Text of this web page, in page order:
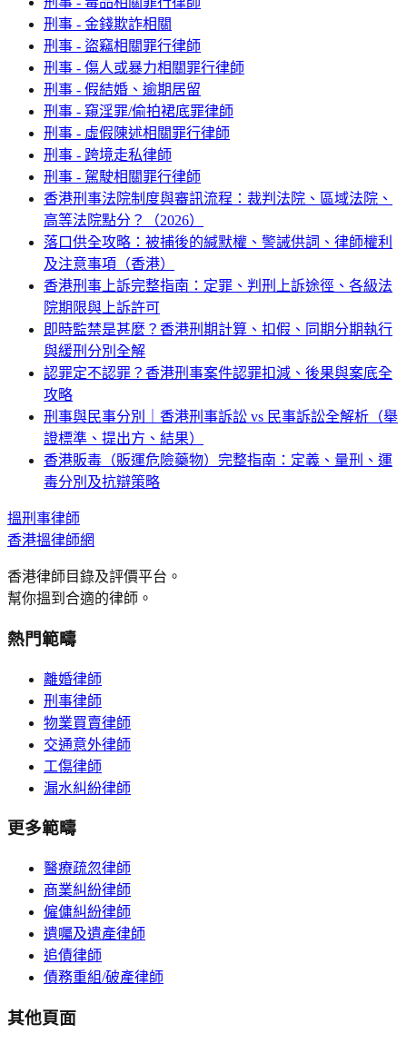
刑事 - 金錢欺詐相關
刑事 - 盜竊相關罪行律師
刑事 - 傷人或暴力相關罪行律師
刑事 - 假結婚、逾期居留
刑事 - 窺淫罪/偷拍裙底罪律師
刑事 - 虛假陳述相關罪行律師
刑事 - 跨境走私律師
刑事 - 駕駛相關罪行律師
香港刑事法院制度與審訊流程：裁判法院、區域法院、
高等法院點分？（2026）
落口供全攻略：被捕後的緘默權、警誡供詞、律師權利
及注意事項（香港）
香港刑事上訴完整指南：定罪、判刑上訴途徑、各級法
院期限與上訴許可
即時監禁是甚麼？香港刑期計算、扣假、同期分期執行
與緩刑分別全解
認罪定不認罪？香港刑事案件認罪扣減、後果與案底全
攻略
刑事與民事分別｜香港刑事訴訟 vs 民事訴訟全解析（舉
證標準、提出方、結果）
香港販毒（販運危險藥物）完整指南：定義、量刑、運
毒分別及抗辯策略
搵刑事律師
香港搵律師網
香港律師目錄及評價平台。
幫你搵到合適的律師。
熱門範疇
離婚律師
刑事律師
物業買賣律師
交通意外律師
工傷律師
漏水糾紛律師
更多範疇
醫療疏忽律師
商業糾紛律師
僱傭糾紛律師
遺囑及遺產律師
追債律師
債務重組/破產律師
其他頁面